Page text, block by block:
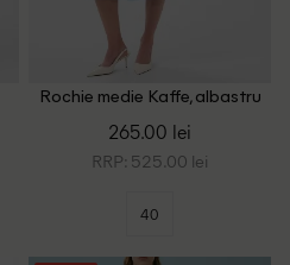
Rochie medie Kaffe, albastru
265.00 lei
RRP: 525.00 lei
40